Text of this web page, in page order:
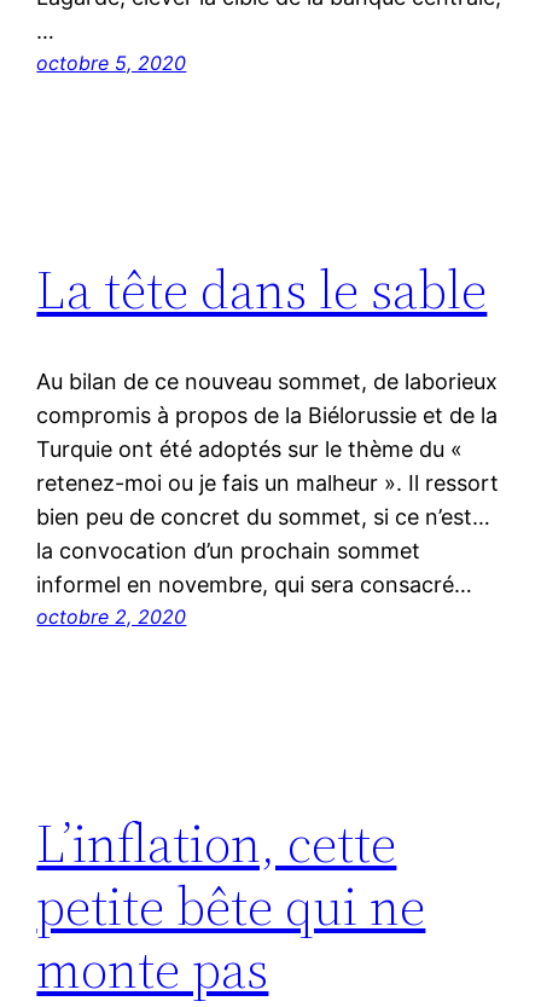
…
octobre 5, 2020
La tête dans le sable
Au bilan de ce nouveau sommet, de laborieux
compromis à propos de la Biélorussie et de la
Turquie ont été adoptés sur le thème du «
retenez-moi ou je fais un malheur ». Il ressort
bien peu de concret du sommet, si ce n’est…
la convocation d’un prochain sommet
informel en novembre, qui sera consacré…
octobre 2, 2020
L’inflation, cette
petite bête qui ne
monte pas